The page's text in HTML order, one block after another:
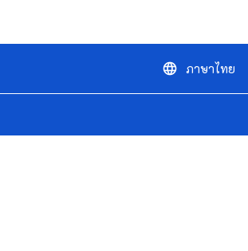
language ภาษาไทย